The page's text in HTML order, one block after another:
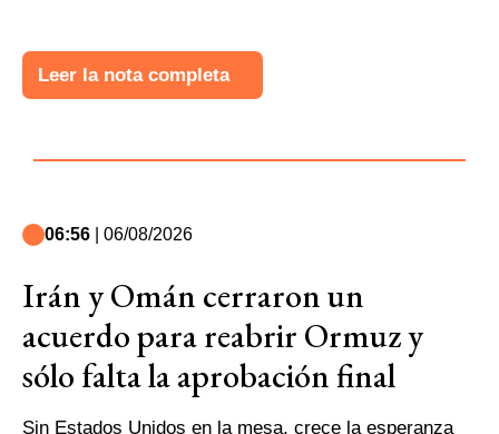
Leer la nota completa
06:56 | 06/08/2026
Irán y Omán cerraron un
acuerdo para reabrir Ormuz y
sólo falta la aprobación final
Sin Estados Unidos en la mesa, crece la esperanza